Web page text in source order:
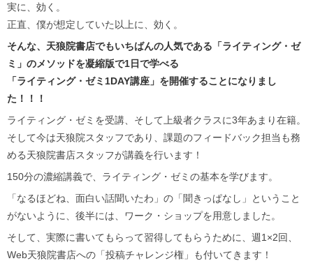
実に、効く。
正直、僕が想定していた以上に、効く。
そんな、天狼院書店でもいちばんの人気である「ライティング・ゼ
ミ」のメソッドを凝縮版で1日で学べる
「ライティング・ゼミ1DAY講座」を開催することになりまし
た！！！
ライティング・ゼミを受講、そして上級者クラスに3年あまり在籍。
そして今は天狼院スタッフであり、課題のフィードバック担当も務
める天狼院書店スタッフが講義を行います！
150分の濃縮講義で、ライティング・ゼミの基本を学びます。
「なるほどね、面白い話聞いたわ」の「聞きっぱなし」ということ
がないように、後半には、ワーク・ショップを用意しました。
そして、実際に書いてもらって習得してもらうために、週1×2回、
Web天狼院書店への「投稿チャレンジ権」も付いてきます！